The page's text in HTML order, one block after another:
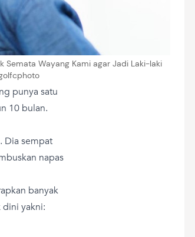
Semata Wayang Kami agar Jadi Laki-laki
punya satu
10 bulan.
Dia sempat
napas
banyak
dini yakni: